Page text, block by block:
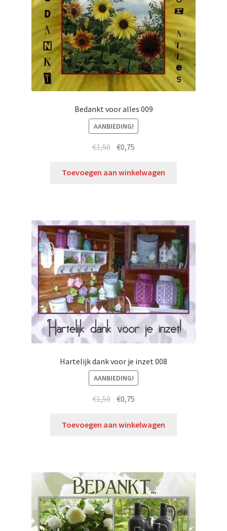
Bedankt voor alles 009
AANBIEDING!
€1,50 €0,75
Toevoegen aan winkelwagen
Hartelijk dank voor je inzet 008
AANBIEDING!
€1,50 €0,75
Toevoegen aan winkelwagen